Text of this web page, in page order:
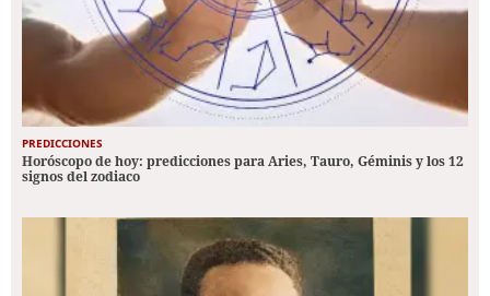
PREDICCIONES
Horóscopo de hoy: predicciones para Aries, Tauro, Géminis y los 12
signos del zodiaco